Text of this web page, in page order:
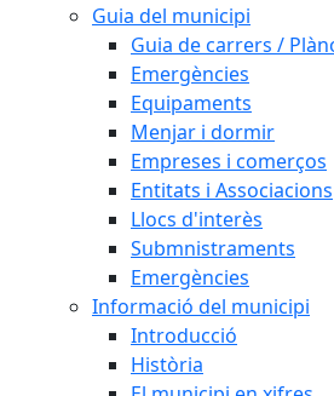
Guia del municipi
Guia de carrers /
Emergències
Equipaments
Menjar i dormir
Empreses i comerços
Entitats i Associacions
Llocs d'interès
Submnistraments
Emergències
Informació del municipi
Introducció
Història